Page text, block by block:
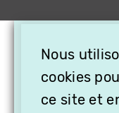
Nous
cookies
ce site et